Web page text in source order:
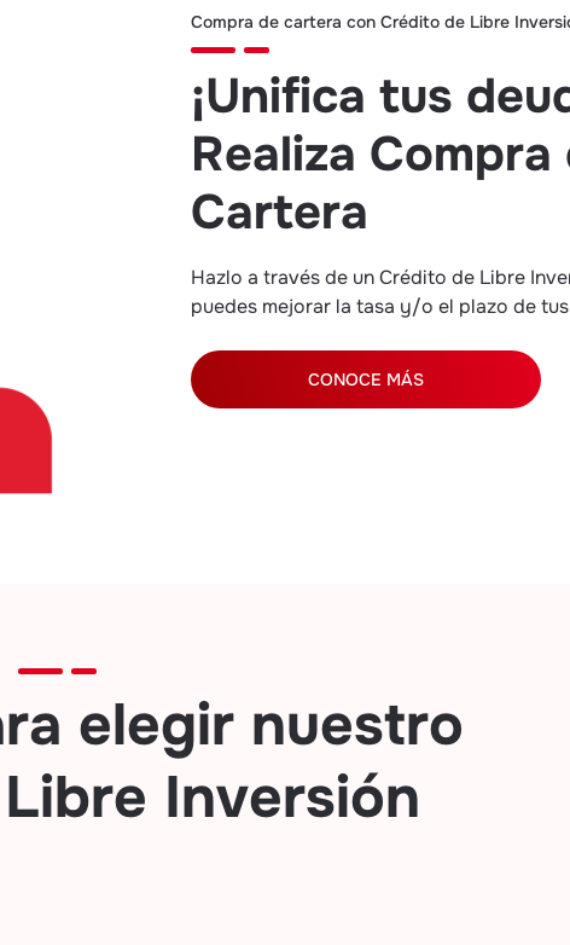
Compra de cartera con Crédito de Libre
¡Unifica tus
Realiza Compra
Cartera
Hazlo a través de un Crédito de Libre
puedes mejorar la tasa y/o el plazo de
CONOCE MÁS
elegir nuestro
Inversión